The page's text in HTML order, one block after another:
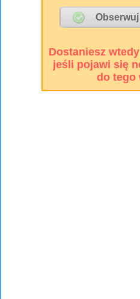
Dostaniesz
jeśli pojawi się
do tego